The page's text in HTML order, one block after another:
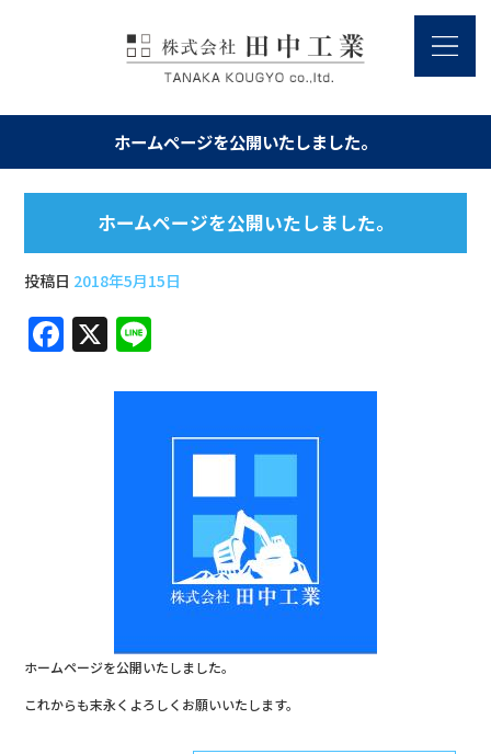
ホームページを公開いたしました。
ホームページを公開いたしました。
投稿日 2018年5月15日
F
a
X
e
ホームページを公開いたしました。
これからも末永くよろしくお願いいたします。